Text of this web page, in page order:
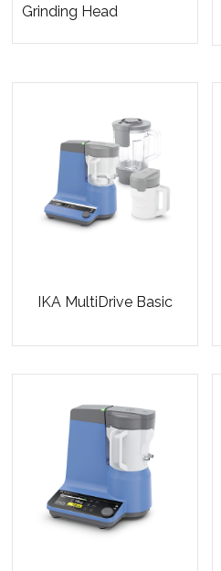
Grinding Head
IKA MultiDrive Basic